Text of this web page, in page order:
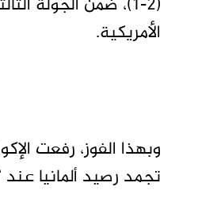
(2-1)، ضمن الجولة
الأمريكية.
تجمد رصيد ألمانيا عند “6” نقاط في